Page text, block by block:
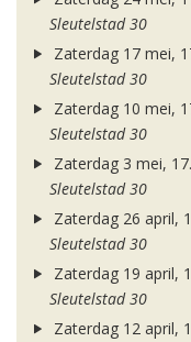
Sleutelstad 30
Zaterdag 17 mei,
Sleutelstad 30
Zaterdag 10 mei,
Sleutelstad 30
Zaterdag 3 mei,
Sleutelstad 30
Zaterdag 26 april,
Sleutelstad 30
Zaterdag 19 april,
Sleutelstad 30
Zaterdag 12 april,